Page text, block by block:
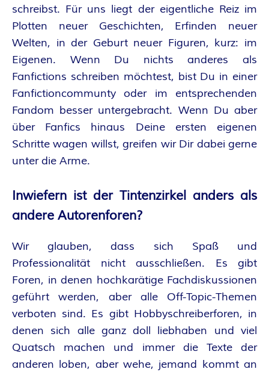
schreibst. Für uns liegt der eigentliche Reiz im
Plotten neuer Geschichten, Erfinden neuer
Welten, in der Geburt neuer Figuren, kurz: im
Eigenen. Wenn Du nichts anderes als
Fanfictions schreiben möchtest, bist Du in einer
Fanfictioncommunty oder im entsprechenden
Fandom besser untergebracht. Wenn Du aber
über Fanfics hinaus Deine ersten eigenen
Schritte wagen willst, greifen wir Dir dabei gerne
unter die Arme.
Inwiefern ist der Tintenzirkel anders als
andere Autorenforen?
Wir glauben, dass sich Spaß und
Professionalität nicht ausschließen. Es gibt
Foren, in denen hochkarätige Fachdiskussionen
geführt werden, aber alle Off-Topic-Themen
verboten sind. Es gibt Hobbyschreiberforen, in
denen sich alle ganz doll liebhaben und viel
Quatsch machen und immer die Texte der
anderen loben, aber wehe, jemand kommt an